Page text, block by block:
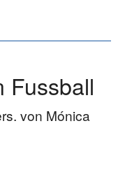
Fussball
von Mónica